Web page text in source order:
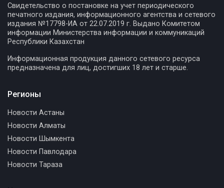
Свидетельство о постановке на учет периодического
печатного издания, информационного агентства и сетевого
издания №17798-ИА от 22.07.2019 г. Выдано Комитетом
информации Министерства информации и коммуникаций
Республики Казахстан
Информационная продукция данного сетевого ресурса
предназначена для лиц, достигших 18 лет и старше.
Регионы
Новости Астаны
Новости Алматы
Новости Шымкента
Новости Павлодара
Новости Тараза